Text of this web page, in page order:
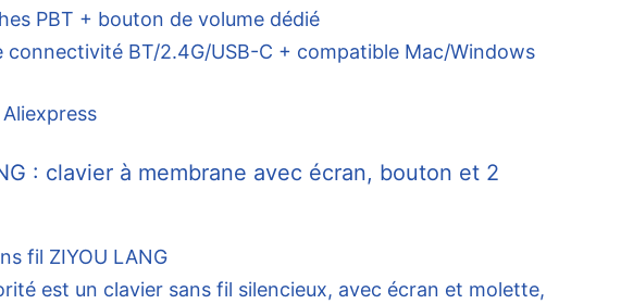
PBT + bouton de volume dédié
connectivité BT/2.4G/USB-C + compatible Mac/Windows
: clavier à membrane avec écran, bouton et 2
est un clavier sans fil silencieux, avec écran et molette,